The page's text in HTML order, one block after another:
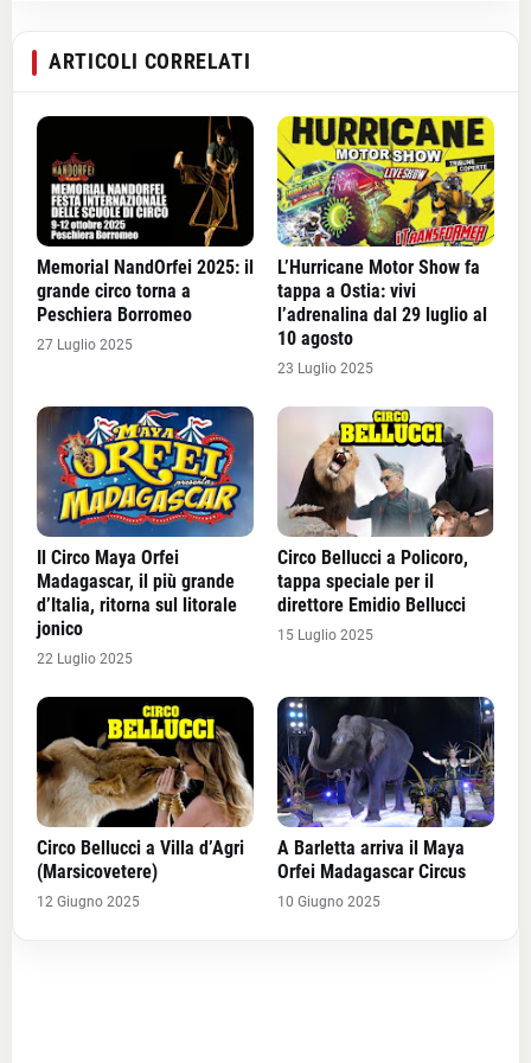
ARTICOLI CORRELATI
Memorial NandOrfei 2025: il
grande circo torna a
Peschiera Borromeo
27 Luglio 2025
L’Hurricane Motor Show fa
tappa a Ostia: vivi
l’adrenalina dal 29 luglio al
10 agosto
23 Luglio 2025
Il Circo Maya Orfei
Madagascar, il più grande
d’Italia, ritorna sul litorale
jonico
22 Luglio 2025
Circo Bellucci a Policoro,
tappa speciale per il
direttore Emidio Bellucci
15 Luglio 2025
Circo Bellucci a Villa d’Agri
(Marsicovetere)
12 Giugno 2025
A Barletta arriva il Maya
Orfei Madagascar Circus
10 Giugno 2025